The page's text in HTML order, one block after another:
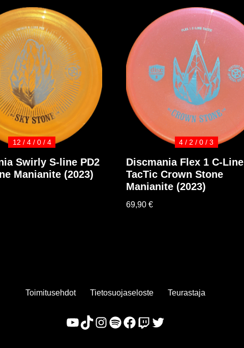
12 / 4 / 0 / 4
Swirly S-line PD2
Manianite (2023)
4 / 2 / 0 / 3
Discmania Flex 1 C-Line
TacTic Crown Stone
Manianite (2023)
69,90€
Toimitusehdot Tietosuojaseloste Teurastaja